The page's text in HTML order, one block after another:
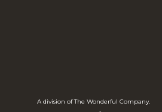
A division of The Wonderful Company.